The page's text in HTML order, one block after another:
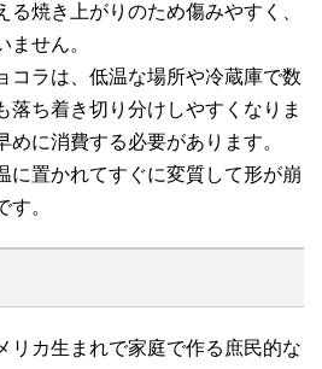
る焼き上がりのため傷みやすく、
せん。
コラは、低温な場所や冷蔵庫で数
落ち着き切り分けしやすくなりま
に消費する必要があります。
に置かれてすぐに変質して形が崩
。
カ生まれで家庭で作る庶民的な